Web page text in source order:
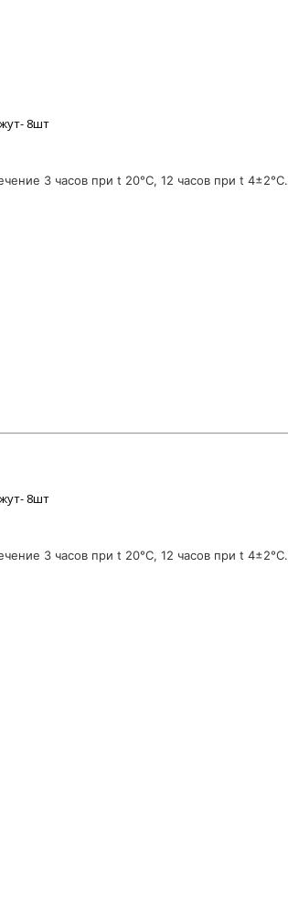
8шт
3 часов при t 20°C, 12 часов при t 4±2°C.
8шт
3 часов при t 20°C, 12 часов при t 4±2°C.